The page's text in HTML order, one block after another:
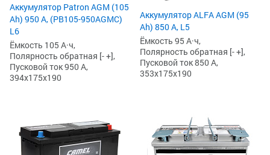
Аккумулятор Patron AGM (105
Ah) 950 А, (PB105-950AGMC)
L6
Ёмкость 105 А·ч,
Полярность обратная [- +],
Пусковой ток 950 А,
394x175x190
Аккумулятор ALFA AGM (95
Ah) 850 А, L5
Ёмкость 95 А·ч,
Полярность обратная [- +],
Пусковой ток 850 А,
353x175x190